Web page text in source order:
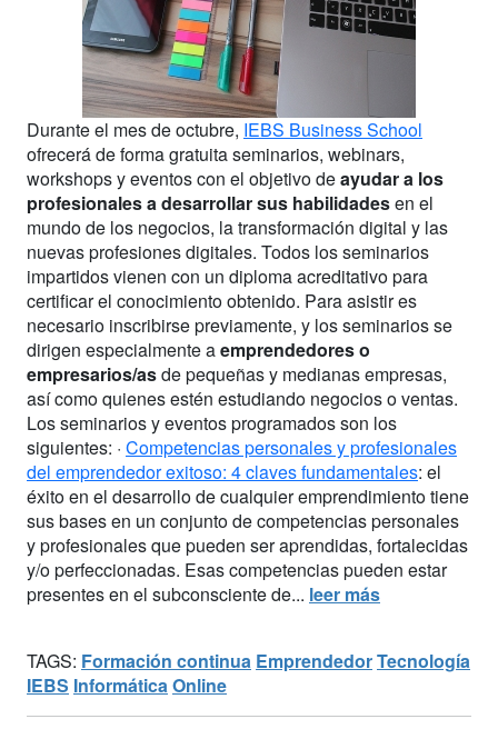
Durante el mes de octubre, IEBS Business School
ofrecerá de forma gratuita seminarios, webinars,
workshops y eventos con el objetivo deayudar a los
profesionales a desarrollar sus habilidadesen el
mundo de los negocios, la transformación digital y las
nuevas profesiones digitales. Todos los seminarios
impartidos vienen con un diploma acreditativo para
certificar el conocimiento obtenido. Para asistir es
necesario inscribirse previamente, y los seminarios se
dirigen especialmente aemprendedores o
empresarios/asde pequeñas y medianas empresas,
así como quienes estén estudiando negocios o ventas.
Los seminarios y eventos programados son los
siguientes: · Competencias personales y profesionales
del emprendedor exitoso: 4 claves fundamentales: el
éxito en el desarrollo de cualquier emprendimiento tiene
sus bases en un conjunto de competencias personales
y profesionales que pueden ser aprendidas, fortalecidas
y/o perfeccionadas. Esas competencias pueden estar
presentes en el subconsciente de... leer más
TAGS: Formación continua EmprendedorTecnología
IEBS Informática Online